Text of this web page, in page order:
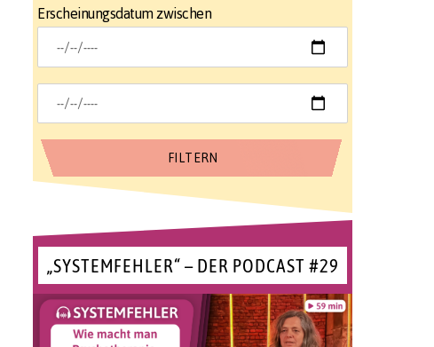
Erscheinungsdatum zwischen
„SYSTEMFEHLER“ – DER PODCAST #29